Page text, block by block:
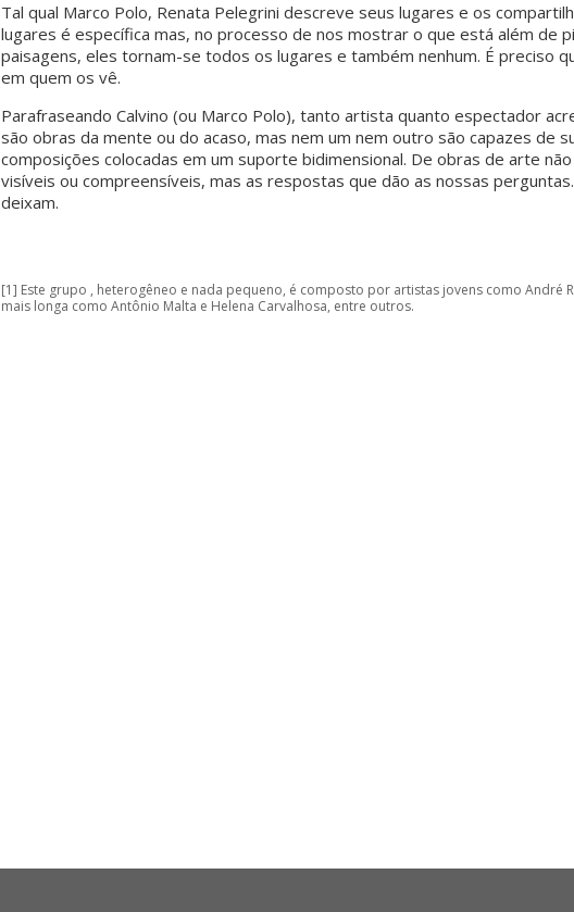
Tal qual Marco Polo, Renata Pelegrini descreve seus lugares e os
lugares é específica mas, no processo de nos mostrar o que está além de
paisagens, eles tornam-se todos os lugares e também nenhum. É preciso
em quem os vê.
Parafraseando Calvino (ou Marco Polo), tanto artista quanto espectador
são obras da mente ou do acaso, mas nem um nem outro são capazes de
composições colocadas em um suporte bidimensional. De obras de arte
visíveis ou compreensíveis, mas as respostas que dão as nossas
deixam.
[1] Este grupo , heterogêneo e nada pequeno, é composto por artistas jovens como André
mais longa como Antônio Malta e Helena Carvalhosa, entre outros.